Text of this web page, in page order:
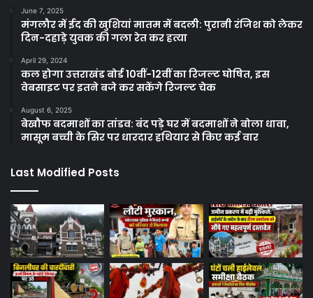
June 7, 2025
मंगलौर में ईद की खुशियां मातम में बदली: पुरानी रंजिश को लेकर
दिन-दहाड़े युवक की गला रेत कर हत्या
April 29, 2024
कल होगा उत्तराखंड बोर्ड 10वीं-12वीं का रिजल्ट घोषित, इस
वेबसाइट पर इतने बजे कर सकेंगे रिजल्ट चेक
August 6, 2025
बेखौफ बदमाशों का तांडव: बंद पड़े घर में बदमाशों ने बोला धावा,
मासूम बच्ची के सिर पर धारदार हथियार से किए कई वार
Last Modified Posts